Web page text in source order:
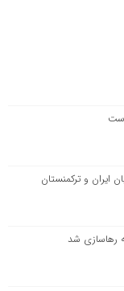
ایران و ترکمنستان